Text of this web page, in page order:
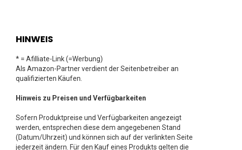
HINWEIS
* = Afilliate-Link (=Werbung)
Als Amazon-Partner verdient der Seitenbetreiber an
qualifizierten Käufen.
Hinweis zu Preisen und Verfügbarkeiten
Sofern Produktpreise und Verfügbarkeiten angezeigt
werden, entsprechen diese dem angegebenen Stand
(Datum/Uhrzeit) und können sich auf der verlinkten Seite
jederzeit ändern. Für den Kauf eines Produkts gelten die